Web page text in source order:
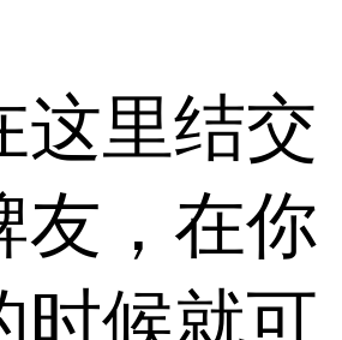
这里结交
友，在你
时候就可